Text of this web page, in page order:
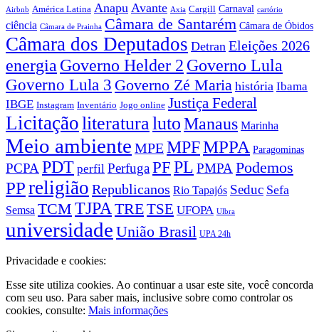
Airbnb América Latina Anapu Avante Axia Cargill Carnaval cartório
ciência Câmara de Prainha Câmara de Santarém Câmara de Óbidos
Câmara dos Deputados Detran Eleições 2026
energia Governo Helder 2 Governo Lula
Governo Lula 3 Governo Zé Maria história Ibama
IBGE Instagram Inventário Jogo online Justiça Federal
LicitaçãoliteraturalutoManaus Marinha
Meio ambiente MPEMPFMPPA Paragominas
PCPAPDT perfil PerfugaPFPL PMPAPodemos
PPreligião Republicanos Rio Tapajós Seduc Sefa
Semsa TCM TJPATRETSE UFOPA Ulbra
universidade União Brasil UPA 24h
Privacidade e cookies:
Esse site utiliza cookies. Ao continuar a usar este site, você concorda
com seu uso. Para saber mais, inclusive sobre como controlar os
cookies, consulte: Mais informações